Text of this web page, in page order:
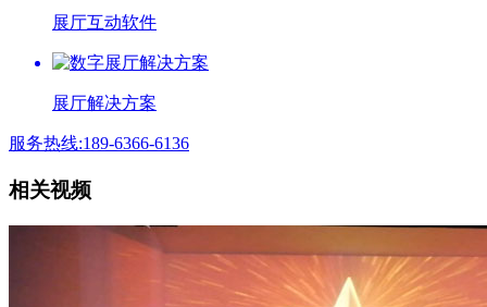
展厅互动软件
展厅解决方案
服务热线:189-6366-6136
相关视频